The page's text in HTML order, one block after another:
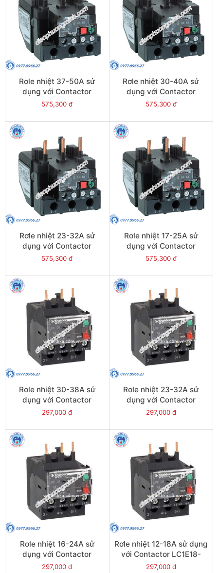
Rơle nhiệt 37-50A sử
dụng với Contactor
LC1E50-E95 - Model
575,300 đ
Rơle nhiệt 30-40A sử
dụng với Contactor
LC1E40-E95 - Model
575,300 đ
Rơle nhiệt 23-32A sử
dụng với Contactor
LC1E40-E95 - Model
575,300 đ
Rơle nhiệt 17-25A sử
dụng với Contactor
LC1E40-E95 - Model
575,300 đ
Rơle nhiệt 30-38A sử
dụng với Contactor
LC1E38 - Model LRE35
297,000 đ
Rơle nhiệt 23-32A sử
dụng với Contactor
LC1E25-E38 - Model
297,000 đ
Rơle nhiệt 16-24A sử
dụng với Contactor
LC1E25-E38 - Model
297,000 đ
Rơle nhiệt 12-18A sử dụng
với Contactor LC1E18-
E38 - Model LRE21
297,000 đ